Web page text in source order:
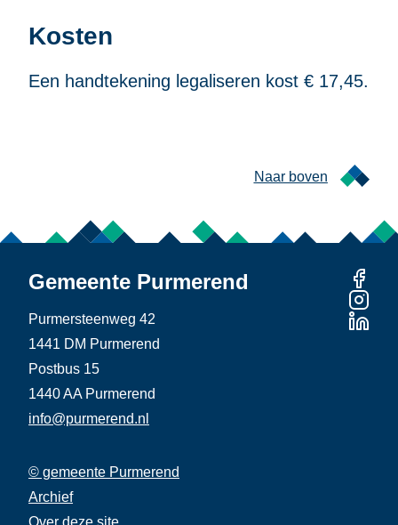
Kosten
Een handtekening legaliseren kost € 17,45.
Naar boven
Gemeente Purmerend
Purmersteenweg 42
1441 DM Purmerend
Postbus 15
1440 AA Purmerend
info@purmerend.nl
Linker
Footer
© gemeente Purmerend
Rechter
Archief
Over deze site